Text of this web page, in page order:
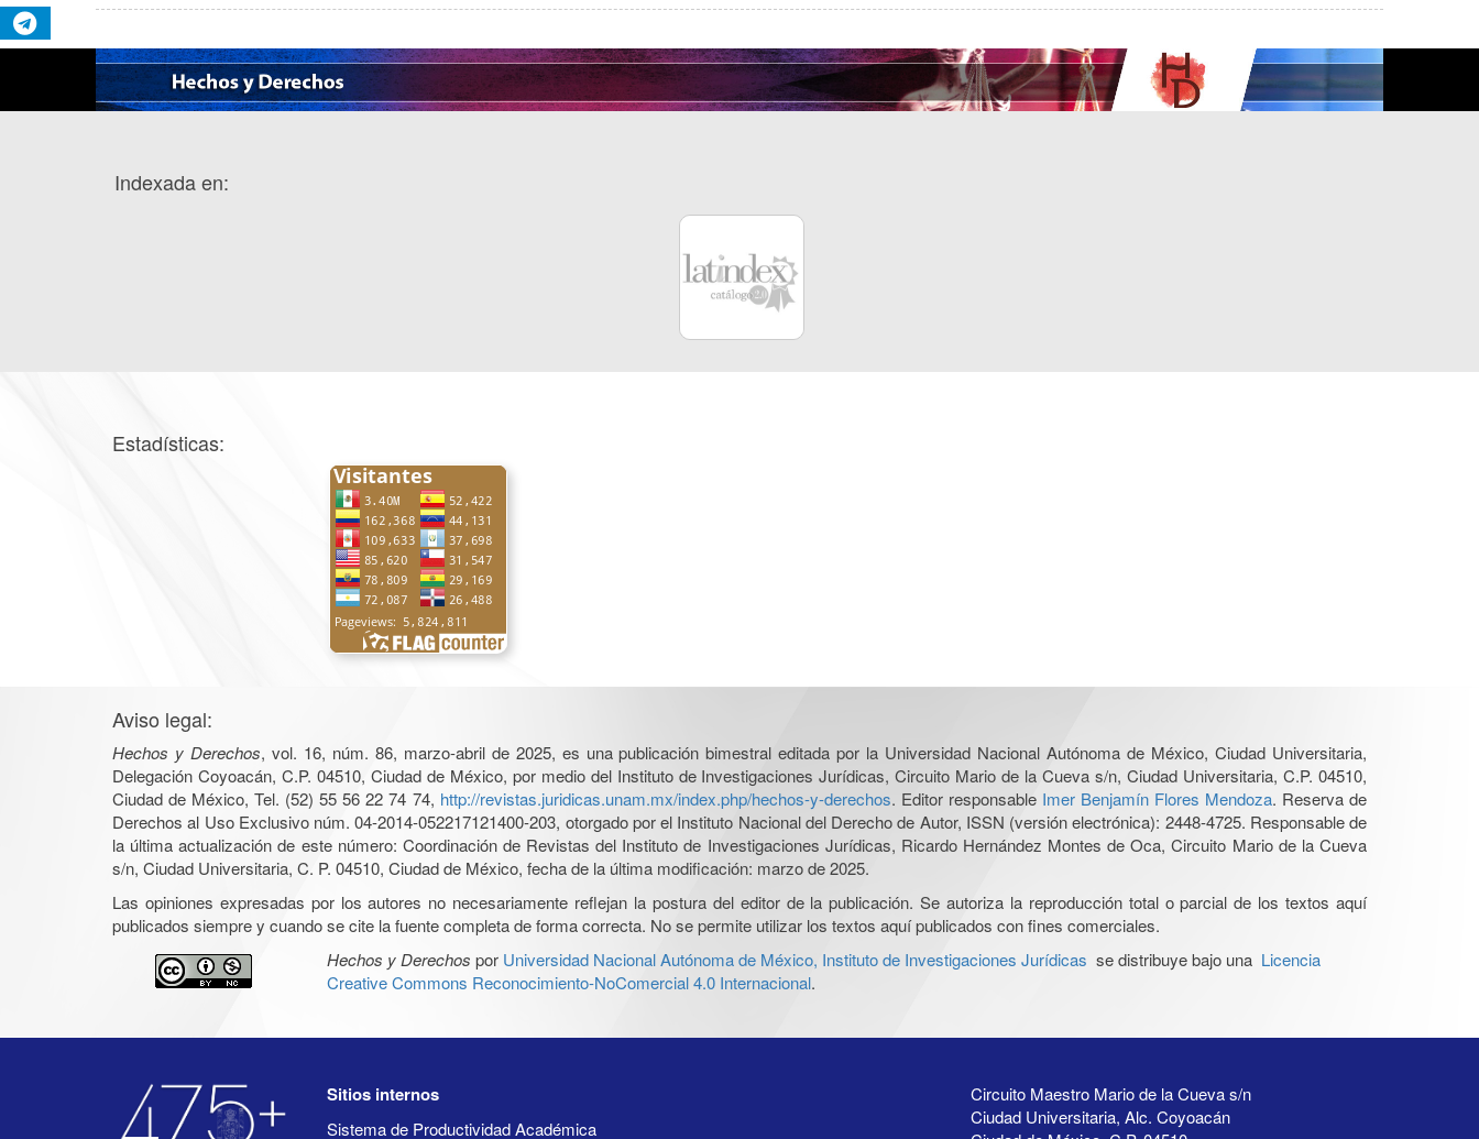
Indexada en:
Estadísticas:
Aviso legal:
Hechos y Derechos, vol. 16, núm. 86, marzo-abril de 2025, es una publicación bimestral editada por la Universidad Nacional Autónoma de México, Ciudad Universitaria,
Delegación Coyoacán, C.P. 04510, Ciudad de México, por medio del Instituto de Investigaciones Jurídicas, Circuito Mario de la Cueva s/n, Ciudad Universitaria, C.P. 04510,
Ciudad de México, Tel. (52) 55 56 22 74 74, http://revistas.juridicas.unam.mx/index.php/hechos-y-derechos. Editor responsable Imer Benjamín Flores Mendoza. Reserva de
Derechos al Uso Exclusivo núm. 04-2014-052217121400-203, otorgado por el Instituto Nacional del Derecho de Autor, ISSN (versión electrónica): 2448-4725. Responsable de
la última actualización de este número: Coordinación de Revistas del Instituto de Investigaciones Jurídicas, Ricardo Hernández Montes de Oca, Circuito Mario de la Cueva
s/n, Ciudad Universitaria, C. P. 04510, Ciudad de México, fecha de la última modificación: marzo de 2025.
Las opiniones expresadas por los autores no necesariamente reflejan la postura del editor de la publicación. Se autoriza la reproducción total o parcial de los textos aquí
publicados siempre y cuando se cite la fuente completa de forma correcta. No se permite utilizar los textos aquí publicados con fines comerciales.
Hechos y Derechos por Universidad Nacional Autónoma de México, Instituto de Investigaciones Jurídicas se distribuye bajo una Licencia
Creative Commons Reconocimiento-NoComercial 4.0 Internacional.
Sitios internos
Sistema de Productividad Académica
Circuito Maestro Mario de la Cueva s/n
Ciudad Universitaria, Alc. Coyoacán